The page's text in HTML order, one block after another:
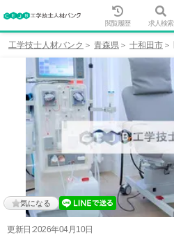
閲覧履歴 求人検索
工学技士人材バンク 青森県 十和田市
気になる
更新日:2026年04月10日